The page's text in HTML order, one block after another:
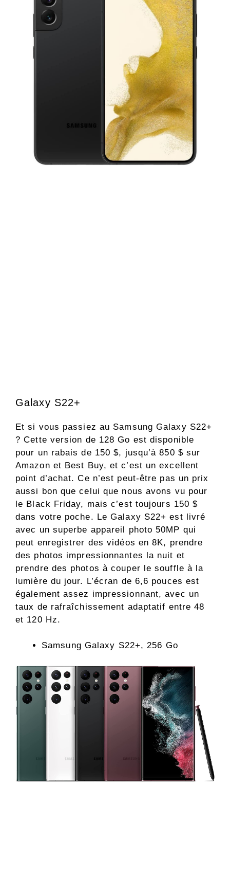
Galaxy S22+
Et si vous passiez au Samsung Galaxy S22+
? Cette version de 128 Go est disponible
pour un rabais de 150 $, jusqu’à 850 $ sur
Amazon et Best Buy, et c’est un excellent
point d’achat. Ce n’est peut-être pas un prix
aussi bon que celui que nous avons vu pour
le Black Friday, mais c’est toujours 150 $
dans votre poche. Le Galaxy S22+ est livré
avec un superbe appareil photo 50MP qui
peut enregistrer des vidéos en 8K, prendre
des photos impressionnantes la nuit et
prendre des photos à couper le souffle à la
lumière du jour. L’écran de 6,6 pouces est
également assez impressionnant, avec un
taux de rafraîchissement adaptatif entre 48
et 120 Hz.
Samsung Galaxy S22+, 256 Go